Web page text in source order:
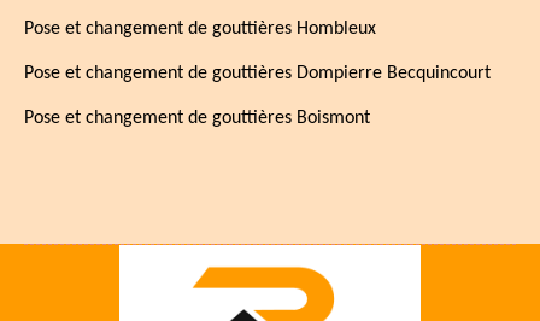
Pose et changement de gouttières Hombleux
Pose et changement de gouttières Dompierre Becquincourt
Pose et changement de gouttières Boismont